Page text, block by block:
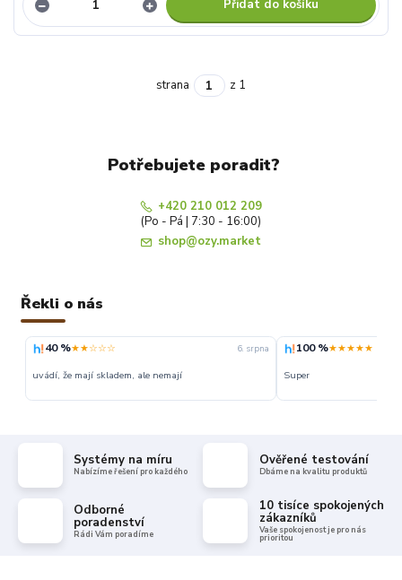
Přidat do košíku
strana z 1
Potřebujete poradit?
+420 210 012 209
(Po - Pá | 7:30 - 16:00)
shop@ozy.market
Řekli o nás
40 %★★☆☆☆ 6. srpna
uvádí, že mají skladem, ale nemají
100 %★★★★★
Super
Systémy na míru
Nabízíme řešení pro každého
Ověřené testování
Dbáme na kvalitu produktů
Odborné
poradenství
Rádi Vám poradíme
10 tisíce spokojených
zákazníků
Vaše spokojenost je pro nás
prioritou